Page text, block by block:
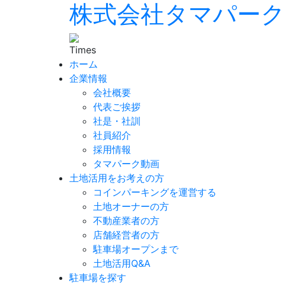
株式会社タマパーク
ホーム
企業情報
会社概要
代表ご挨拶
社是・社訓
社員紹介
採用情報
タマパーク動画
土地活用をお考えの方
コインパーキングを運営する
土地オーナーの方
不動産業者の方
店舗経営者の方
駐車場オープンまで
土地活用Q&A
駐車場を探す